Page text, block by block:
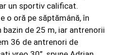
un sportiv calificat.
o oră pe săptămână, în
de 25 m, iar antrenorii
36 de antrenori de